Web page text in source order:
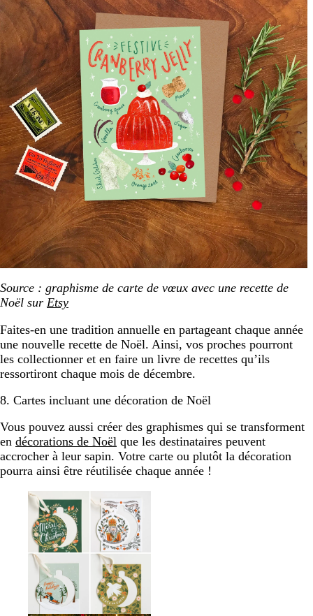
Source : graphisme de carte de vœux avec une recette de
Noël sur Etsy
Faites-en une tradition annuelle en partageant chaque année
une nouvelle recette de Noël. Ainsi, vos proches pourront
les collectionner et en faire un livre de recettes qu’ils
ressortiront chaque mois de décembre.
8. Cartes incluant une décoration de Noël
Vous pouvez aussi créer des graphismes qui se transforment
en décorations de Noël que les destinataires peuvent
accrocher à leur sapin. Votre carte ou plutôt la décoration
pourra ainsi être réutilisée chaque année !